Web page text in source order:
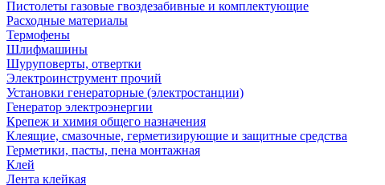
Пистолеты газовые гвоздезабивные и комплектующие
Расходные материалы
Термофены
Шлифмашины
Шуруповерты, отвертки
Электроинструмент прочий
Установки генераторные (электростанции)
Генератор электроэнергии
Крепеж и химия общего назначения
Клеящие, смазочные, герметизирующие и защитные средства
Герметики, пасты, пена монтажная
Клей
Лента клейкая